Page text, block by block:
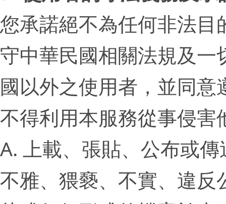
您承諾絕不為任何非法
守中華民國相關法規及
國以外之使用者，並同
不得利用本服務從事侵
A. 上載、張貼、公布或
不雅、猥褻、不實、違